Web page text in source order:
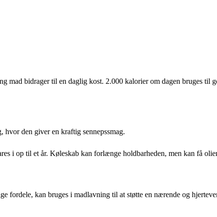
bidrager til en daglig kost. 2.000 kalorier om dagen bruges til
hvor den giver en kraftig sennepssmag.
i op til et år. Køleskab kan forlænge holdbarheden, men kan få
fordele, kan bruges i madlavning til at støtte en nærende og